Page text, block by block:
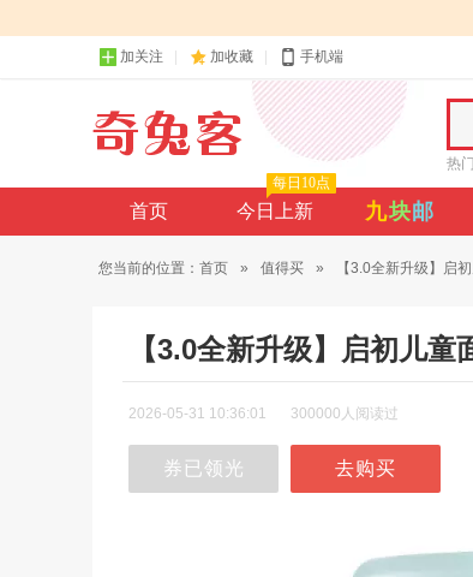
加关注 加收藏 手机端
热
首页 今日上新
每日10点
九块邮
您当前的位置： 首页 » 值得买 » 【3.0全新升级】启
【3.0全新升级】启初儿
2026-05-31 10:36:01 300000人阅读过
券已领光 去购买